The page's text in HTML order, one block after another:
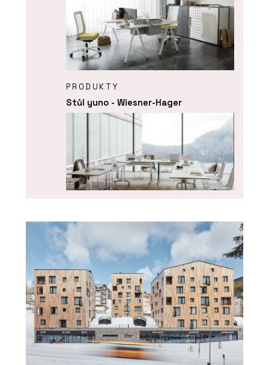
PRODUKTY
Stůl yuno - Wiesner-Hager
ČLÁNKY
Spolu u kancelářského stolu.
Kanceláře se mění v místa ke
spolupráci a setkávání